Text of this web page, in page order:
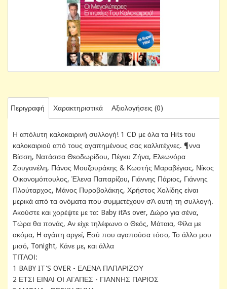
Περιγραφή Χαρακτηριστικά Αξιολογήσεις (0)
Η απόλυτη καλοκαιρινή συλλογή! 1 CD με όλα τα Hits του
καλοκαιριού από τους αγαπημένους σας καλλιτέχνες. ¶ννα
Βίσση, Νατάσσα Θεοδωρίδου, Πέγκυ Ζήνα, Ελεωνόρα
Ζουγανέλη, Πάνος Μουζουράκης & Κωστής Μαραβέγιας, Νίκος
Οικονομόπουλος, Έλενα Παπαρίζου, Γιάννης Πάριος, Γιάννης
Πλούταρχος, Μάνος Πυροβολάκης, Χρήστος Χολίδης είναι
μερικά από τα ονόματα που συμμετέχουν σΆ αυτή τη συλλογή.
Ακούστε και χορέψτε με τα: Baby itΆs over, Δώρο για σένα,
Τώρα θα πονάς, Αν είχε τηλέφωνο ο Θεός, Μάταια, Φίλα με
ακόμα, Η αγάπη αργεί, Εσύ που αγαπούσα τόσο, Το άλλο μου
μισό, Tonight, Κάνε με, και άλλα
ΤΙΤΛΟΙ:
1 BABY IT'S OVER - ΕΛΕΝΑ ΠΑΠΑΡΙΖΟΥ
2 ΕΤΣΙ ΕΙΝΑΙ ΟΙ ΑΓΑΠΕΣ - ΓΙΑΝΝΗΣ ΠΑΡΙΟΣ